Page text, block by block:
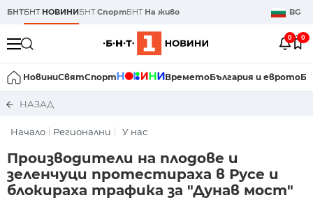
БНТБНТ НОВИНИБНТСпортБНТ На живо BG
0 0
НовиниСвятСпорт ВреметоБългария и еврото
НАЗАД
Начало Регионални У нас
Производители на плодове и
зеленчуци протестираха в Русе и
блокираха трафика за "Дунав мост"